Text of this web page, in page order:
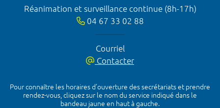
Réanimation et surveillance continue (8h-17h)
04 67 33 02 88
Courriel
Contacter
Pour connaître les horaires d’ouverture des secrétariats et prendre
rendez-vous, cliquez sur le nom du service indiqué dans le
bandeau jaune en haut à gauche.